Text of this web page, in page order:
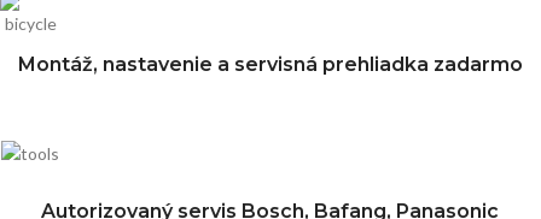
Autorizovaný servis Bosch, Bafang, Panasonic
Montáž, nastavenie a servisná prehliadka zadarmo